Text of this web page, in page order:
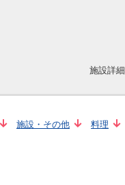
施設詳細
施設・その他 料理